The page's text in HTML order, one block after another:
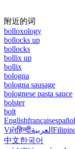
附近的词
bolloxology
bollocks up
bollocks
bollix up
bollix
bologna
bologna sausage
bolognese pasta sauce
bolster
bolt
Englishfrançaisespañol
Việtहिन्दीالعربية
中文한국어